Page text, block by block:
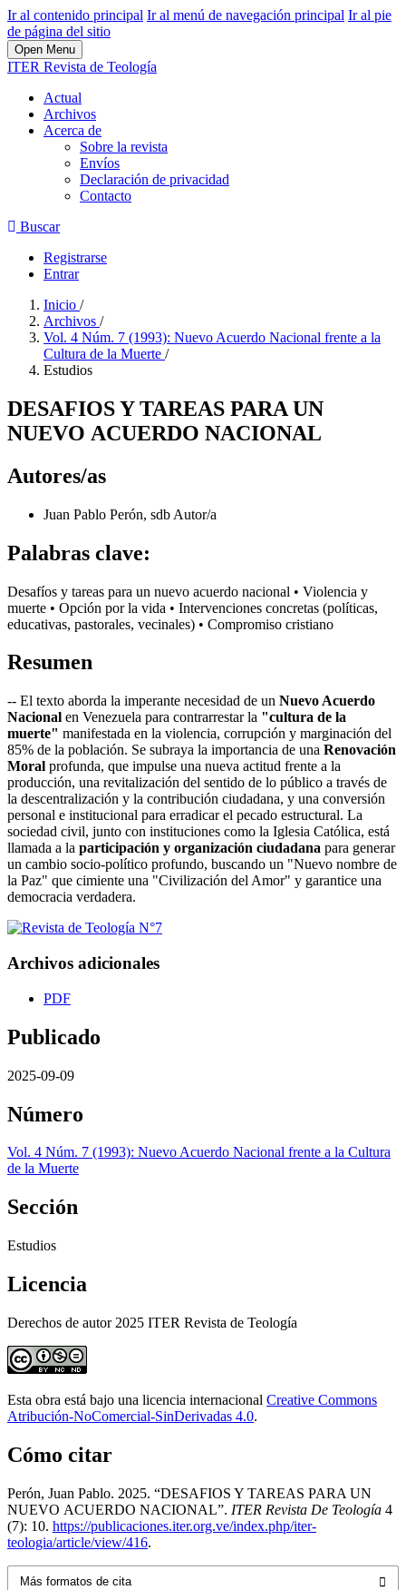
Ir al contenido principal Ir al menú de navegación principal Ir al pie
de página del sitio
Open Menu
ITER Revista de Teología
Actual
Archivos
Acerca de
Sobre la revista
Envíos
Declaración de privacidad
Contacto
Buscar
Registrarse
Entrar
Inicio /
Archivos /
Vol. 4 Núm. 7 (1993): Nuevo Acuerdo Nacional frente a la
Cultura de la Muerte /
Estudios
DESAFIOS Y TAREAS PARA UN
NUEVO ACUERDO NACIONAL
Autores/as
Juan Pablo Perón, sdb Autor/a
Palabras clave:
Desafíos y tareas para un nuevo acuerdo nacional • Violencia y
muerte • Opción por la vida • Intervenciones concretas (políticas,
educativas, pastorales, vecinales) • Compromiso cristiano
Resumen
-- El texto aborda la imperante necesidad de un Nuevo Acuerdo
Nacional en Venezuela para contrarrestar la "cultura de la
muerte" manifestada en la violencia, corrupción y marginación del
85% de la población. Se subraya la importancia de una Renovación
Moral profunda, que impulse una nueva actitud frente a la
producción, una revitalización del sentido de lo público a través de
la descentralización y la contribución ciudadana, y una conversión
personal e institucional para erradicar el pecado estructural. La
sociedad civil, junto con instituciones como la Iglesia Católica, está
llamada a la participación y organización ciudadana para generar
un cambio socio-político profundo, buscando un "Nuevo nombre de
la Paz" que cimiente una "Civilización del Amor" y garantice una
democracia verdadera.
Archivos adicionales
PDF
Publicado
2025-09-09
Número
Vol. 4 Núm. 7 (1993): Nuevo Acuerdo Nacional frente a la Cultura
de la Muerte
Sección
Estudios
Licencia
Derechos de autor 2025 ITER Revista de Teología
Esta obra está bajo una licencia internacional Creative Commons
Atribución-NoComercial-SinDerivadas 4.0.
Cómo citar
Perón, Juan Pablo. 2025. “DESAFIOS Y TAREAS PARA UN
NUEVO ACUERDO NACIONAL”. ITER Revista De Teología 4
(7): 10. https://publicaciones.iter.org.ve/index.php/iter-
teologia/article/view/416.
Más formatos de cita